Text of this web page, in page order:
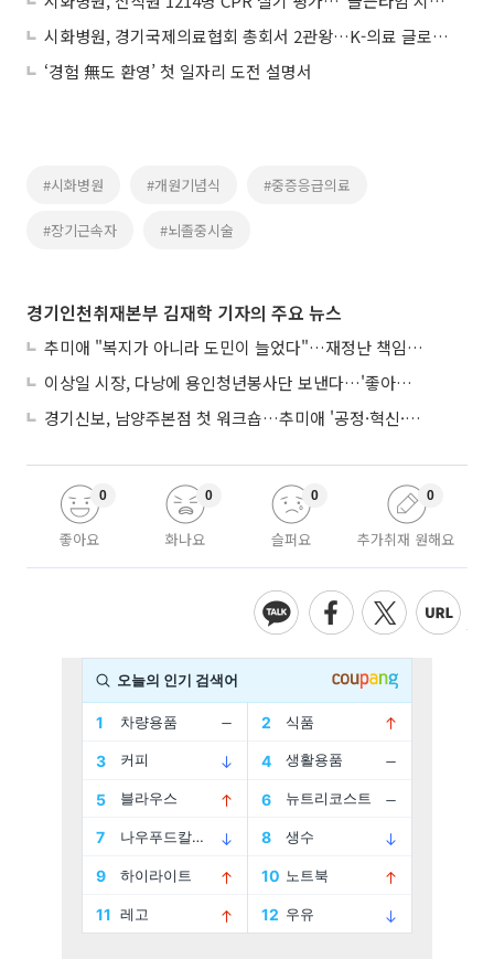
시화병원, 경기국제의료협회 총회서 2관왕…K-의료 글로벌 선도기관 입지 굳혔다
‘경험 無도 환영’ 첫 일자리 도전 설명서
#시화병원 #개원기념식 #중증응급의료
#장기근속자 #뇌졸중시술
경기인천취재본부 김재학 기자의 주요 뉴스
추미애 "복지가 아니라 도민이 늘었다"…재정난 책임론 정면돌파
이상일 시장, 다낭에 용인청년봉사단 보낸다…'좋아용 거리' 만든다
경기신보, 남양주본점 첫 워크숍…추미애 '공정·혁신·포용' 전면 반영
좋아요
0
화나요
0
슬퍼요
0
추가취재 원해요
0